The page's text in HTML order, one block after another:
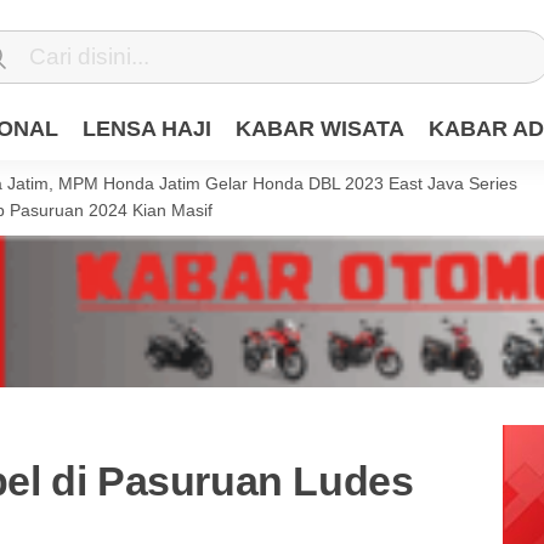
LENSA HAJI KABAR WISATA KABAR
MPM Honda Jatim Gelar Honda DBL 2023 East Java Series
Pasuruan 2024 Kian Masif
di Pasuruan Ludes